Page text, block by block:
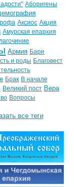
Аборигены
Аксиос Акция
Амурская епархия
Армия Бари
и роды Благовест
Брак В начале
Великий пост Вера
Вопросы
все теги